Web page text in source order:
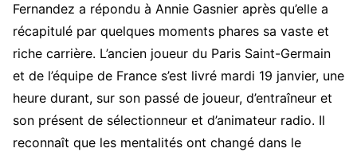
Fernandez a répondu à Annie Gasnier après qu’elle a
récapitulé par quelques moments phares sa vaste et
riche carrière. L’ancien joueur du Paris Saint-Germain
et de l’équipe de France s’est livré mardi 19 janvier, une
heure durant, sur son passé de joueur, d’entraîneur et
son présent de sélectionneur et d’animateur radio. Il
reconnaît que les mentalités ont changé dans le